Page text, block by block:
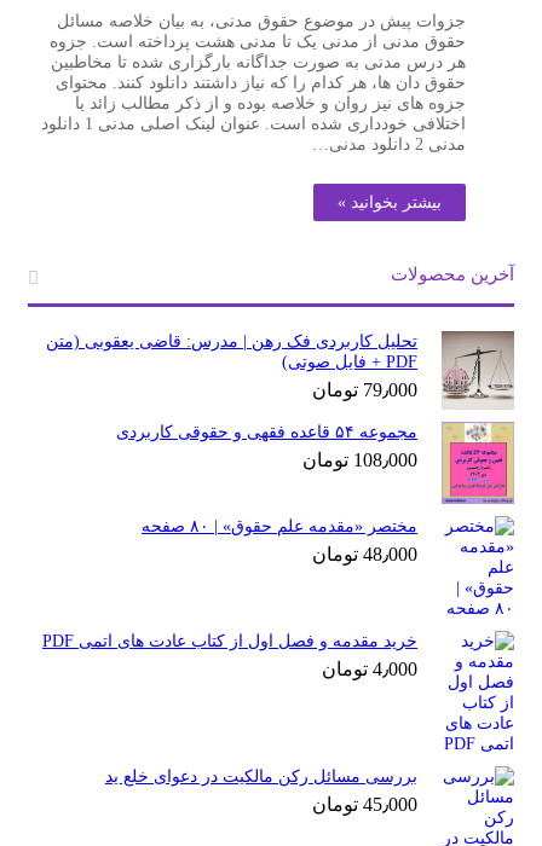
جزوات پیش در موضوع حقوق مدنی، به بیان خلاصه مسائل
حقوق مدنی از مدنی یک تا مدنی هشت پرداخته است. جزوه
هر درس مدنی به صورت جداگانه بارگزاری شده تا مخاطبین
حقوق دان ها، هر کدام را که نیاز داشتند دانلود کنند. محتوای
جزوه های نیز روان و خلاصه بوده و از ذکر مطالب زائد یا
اختلافی خودداری شده است. عنوان لینک اصلی مدنی 1 دانلود
مدنی 2 دانلود مدنی…
بیشتر بخوانید »
آخرین محصولات
تحلیل کاربردی فک رهن | مدرس: قاضی یعقوبی (متن
PDF + فایل صوتی)
79٫000 تومان
مجموعه ۵۴ قاعده فقهی و حقوقی کاربردی
108٫000 تومان
مختصر «مقدمه علم حقوق» | ۸۰ صفحه
48٫000 تومان
خرید مقدمه و فصل اول از کتاب عادت های اتمی PDF
4٫000 تومان
بررسی مسائل رکن مالکیت در دعوای خلع ید
45٫000 تومان